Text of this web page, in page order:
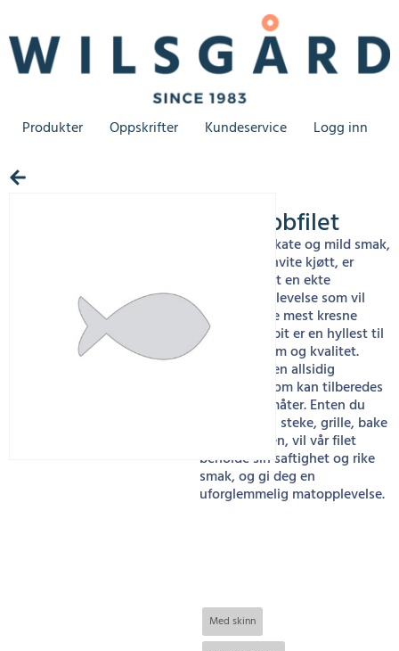
Produkter Oppskrifter Kundeservice Logg inn
Breiflabbfilet
Med sin delikate og mild smak,
samt faste, hvite kjøtt, er
breiflabb filet en ekte
gourmetopplevelse som vil
glede selv de mest kresne
ganer. Hver bit er en hyllest til
havets rikdom og kvalitet.
Breiflabb er en allsidig
ingrediens som kan tilberedes
på utallige måter. Enten du
foretrekker å steke, grille, bake
eller koke den, vil vår filet
beholde sin saftighet og rike
smak, og gi deg en
uforglemmelig matopplevelse.
Med skinn